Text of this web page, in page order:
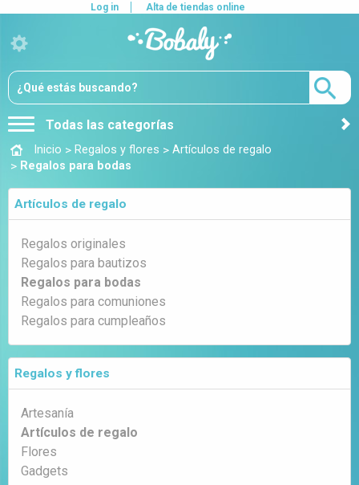
Todas las categorías
Log in Alta de tiendas online
Inicio > Regalos y flores > Artículos de regalo
> Regalos para bodas
Artículos de regalo
Regalos originales
Regalos para bautizos
Regalos para bodas
Regalos para comuniones
Regalos para cumpleaños
Regalos y flores
Artesanía
Artículos de regalo
Flores
Gadgets